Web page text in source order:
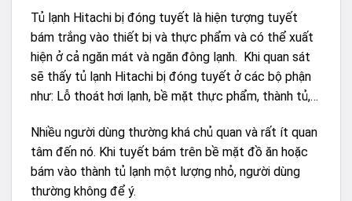
Tủ lạnh Hitachi bị đóng tuyết là hiện tượng tuyết
bám trắng vào thiết bị và thực phẩm và có thể xuất
hiện ở cả ngăn mát và ngăn đông lạnh. Khi quan sát
sẽ thấy tủ lạnh Hitachi bị đóng tuyết ở các bộ phận
như: Lỗ thoát hơi lạnh, bề mặt thực phẩm, thành tủ,…
Nhiều người dùng thường khá chủ quan và rất ít quan
tâm đến nó. Khi tuyết bám trên bề mặt đồ ăn hoặc
bám vào thành tủ lạnh một lượng nhỏ, người dùng
thường không để ý.